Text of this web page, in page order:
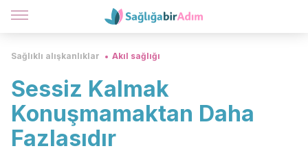
Sağlıklı alışkanlıklar Akıl sağlığı
Sessiz Kalmak
Konuşmamaktan Daha
Fazlasıdır